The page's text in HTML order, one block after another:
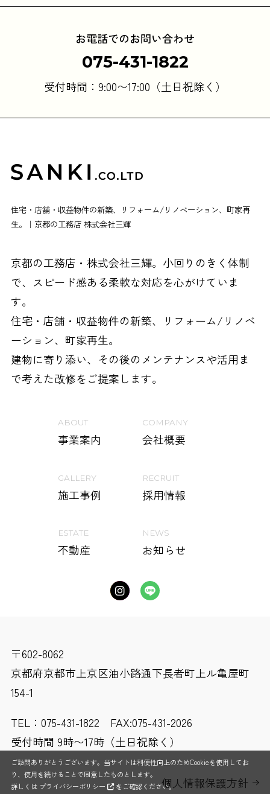
お電話でのお問い合わせ
075-431-1822
受付時間：9:00〜17:00（土日祝除く）
住宅・店舗・収益物件の新築、リフォーム/リノベーション、町家再
生。｜京都の工務店 株式会社三輝
京都の工務店・株式会社三輝。小回りのきく体制
で、スピード感ある柔軟な対応を心がけていま
す。
住宅・店舗・収益物件の新築、リフォーム/リノベ
ーション、町家再生。
建物に寄り添い、その後のメンテナンスや活用ま
で考えた改修をご提案します。
ABOUT
事業案内
COMPANY
会社概要
GALLERY
施工事例
RECRUIT
採用情報
ESTATE
不動産
NEWS
お知らせ
〒602-8062
京都府京都市上京区油小路通下長者町上ル亀屋町
154-1
TEL： 075-431-1822
FAX:075-431-2026
受付時間 9時〜17時（土日祝除く）
個人情報保護方針
ご訪問ありがとうございます。当サイトは利便性向上のためCookieを使用してお
り、使用を続けることで同意したものとします。
詳しくは プライバシーポリシー をご確認ください。